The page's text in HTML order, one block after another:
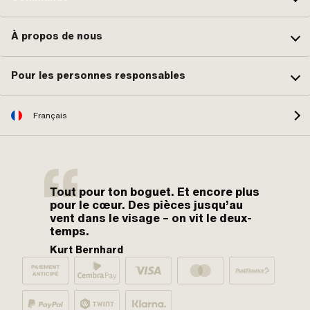
À propos de nous
Pour les personnes responsables
Français
Tout pour ton boguet. Et encore plus
pour le cœur. Des pièces jusqu’au
vent dans le visage – on vit le deux-
temps.
Kurt Bernhard